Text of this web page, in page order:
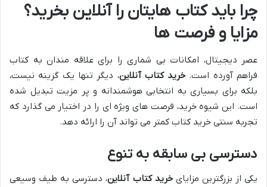
چرا باید کتاب هایتان را آنلاین بخرید؟
مزایا و فرصت ها
عصر دیجیتال، امکانات بی شماری را برای علاقه مندان به کتاب
فراهم آورده است. خرید کتاب آنلاین، دیگر تنها یک گزینه نیست،
بلکه برای بسیاری به انتخابی هوشمندانه و پر مزیت تبدیل شده
است. این شیوه خرید، فرصت های ویژه ای را در اختیار می گذارد که
تجربه سنتی خرید کتاب کمتر می تواند آن را ارائه دهد.
دسترسی بی سابقه به تنوع
یکی از بزرگترین مزایایخرید کتاب آنلاین، دسترسی به طیف وسیعی